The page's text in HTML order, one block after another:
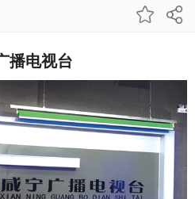
播电视台